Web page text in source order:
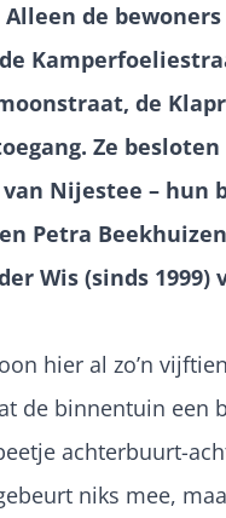
de bewoners
de
Ze
Nijestee – hun
Petra
Wis (sinds
hier al zo’n
de binnentuin een
achterbuurt-
niks mee,